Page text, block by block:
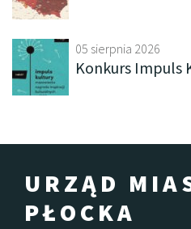
05 sierpnia 2026
Konkurs Impuls
URZĄD
PŁOCKA